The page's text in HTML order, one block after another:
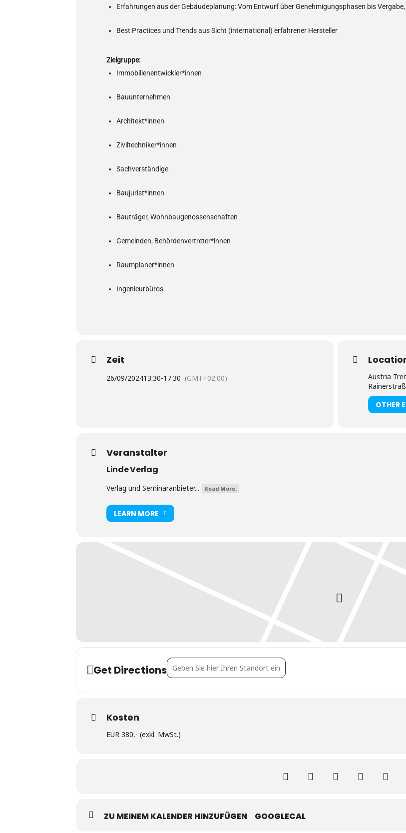
Erfahrungen aus der Gebäudeplanung: Vom Entwurf über Genehmigungsphasen bis
Best Practices und Trends aus Sicht (international) erfahrener Hersteller
Zielgruppe:
Immobilienentwickler*innen
Bauunternehmen
Architekt*innen
Ziviltechniker*innen
Sachverständige
Baujurist*innen
Bauträger, Wohnbaugenossenschaften
Gemeinden; Behördenvertreter*innen
Raumplaner*innen
Ingenieurbüros
Zeit
26/09/202413:30-17:30 (GMT+02:00)
Austria
OTHER
Veranstalter
Linde Verlag
Verlag und Seminaranbieter... Read More.
LEARN MORE
Get DirectionsAddress - Holzbau in der Immobilienentwicklung [PWJieXivz]
Kosten
EUR 380,- (exkl. MwSt.)
ZU MEINEM KALENDER HINZUFÜGEN GOOGLECAL